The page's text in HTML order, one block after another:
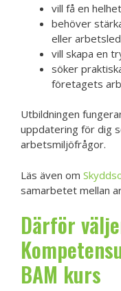
vill få en
behöver
eller
vill skapa en
söker
företagets
Utbildningen
uppdatering för dig
arbetsmiljöfrågor.
Läs även om
samarbetet mellan
Därför
BAM kurs